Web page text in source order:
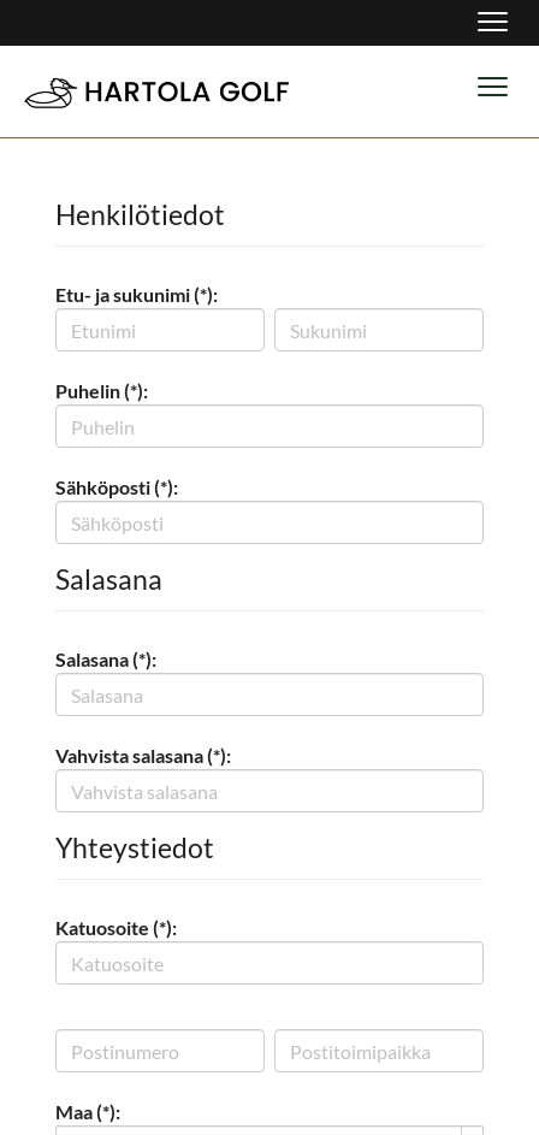
Henkilötiedot
Etu- ja sukunimi (*):
Puhelin (*):
Sähköposti (*):
Salasana
Salasana (*):
Vahvista salasana (*):
Yhteystiedot
Katuosoite (*):
Maa (*):